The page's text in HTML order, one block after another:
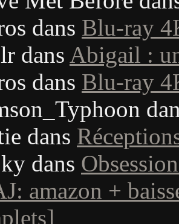
dans Blu-ray
dans Abigail :
dans Blu-ray
dans
dans
amazon +